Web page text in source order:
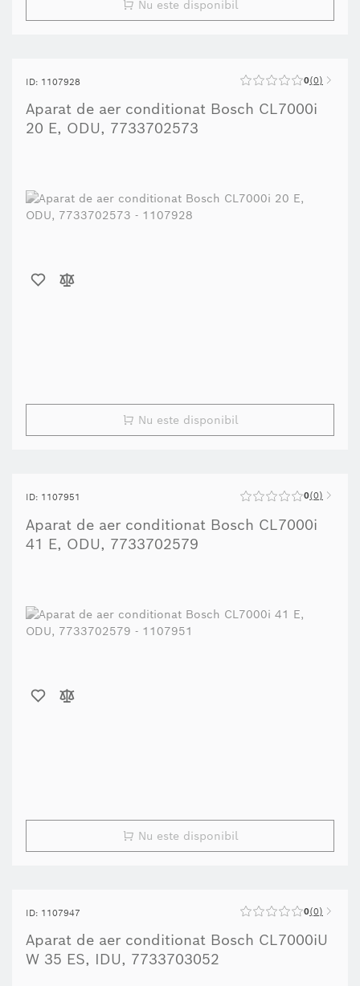
Nu este disponibil
ID: 1107928 0 0
Aparat de aer conditionat Bosch CL7000i
20 E, ODU, 7733702573
Nu este disponibil
ID: 1107951 0 0
Aparat de aer conditionat Bosch CL7000i
41 E, ODU, 7733702579
Nu este disponibil
ID: 1107947 0 0
Aparat de aer conditionat Bosch CL7000iU
W 35 ES, IDU, 7733703052